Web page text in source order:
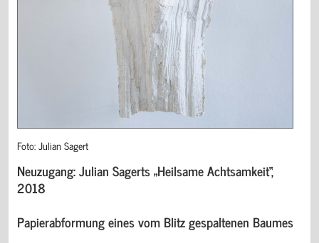
Foto: Julian Sagert
Neuzugang: Julian Sagerts „Heilsame Achtsamkeit“,
2018
Papierabformung eines vom Blitz gespaltenen Baumes